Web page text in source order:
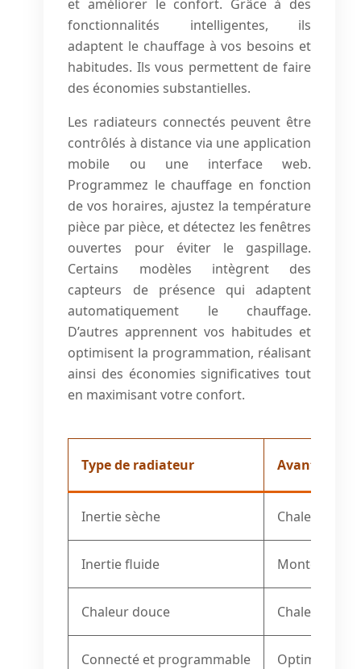
et améliorer le confort. Grâce à des
fonctionnalités intelligentes, ils
adaptent le chauffage à vos besoins et
habitudes. Ils vous permettent de faire
des économies substantielles.
Les radiateurs connectés peuvent être
contrôlés à distance via une application
mobile ou une interface web.
Programmez le chauffage en fonction
de vos horaires, ajustez la température
pièce par pièce, et détectez les fenêtres
ouvertes pour éviter le gaspillage.
Certains modèles intègrent des
capteurs de présence qui adaptent
automatiquement le chauffage.
D’autres apprennent vos habitudes et
optimisent la programmation, réalisant
ainsi des économies significatives tout
en maximisant votre confort.
Type de radiateur Avantages
Inertie sèche Chaleur
Inertie fluide Montée en
Chaleur douce Chaleur
Connecté et programmable Optimisation